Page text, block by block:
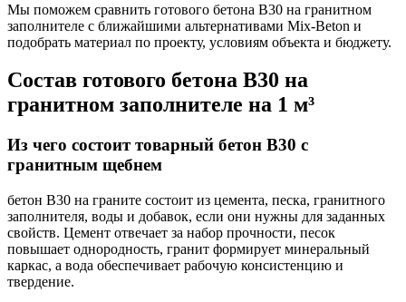
Мы поможем сравнить готового бетона В30 на гранитном
заполнителе с ближайшими альтернативами Mix-Beton и
подобрать материал по проекту, условиям объекта и бюджету.
Состав готового бетона В30 на
гранитном заполнителе на 1 м³
Из чего состоит товарный бетон В30 с
гранитным щебнем
бетон В30 на граните состоит из цемента, песка, гранитного
заполнителя, воды и добавок, если они нужны для заданных
свойств. Цемент отвечает за набор прочности, песок
повышает однородность, гранит формирует минеральный
каркас, а вода обеспечивает рабочую консистенцию и
твердение.